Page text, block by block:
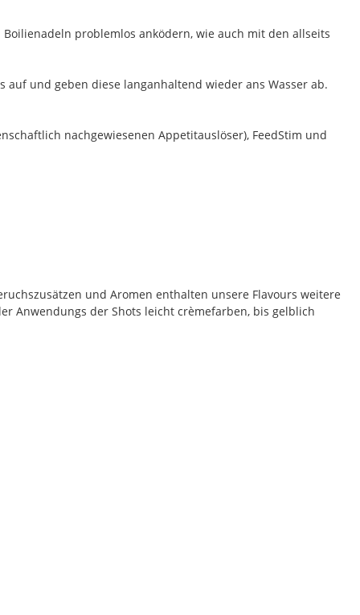
problemlos anködern, wie auch mit den allseits
und geben diese langanhaltend wieder ans Wasser ab.
nachgewiesenen Appetitauslöser), FeedStim und
und Aromen enthalten unsere Flavours weitere
Anwendungs der Shots leicht crèmefarben, bis gelblich